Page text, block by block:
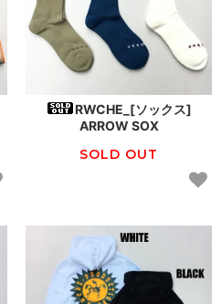
RWCHE_[ソックス]
ARROW SOX
SOLD OUT